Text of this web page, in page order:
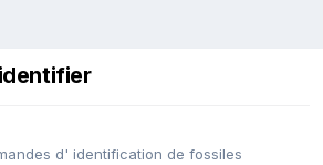
d' identification de fossiles